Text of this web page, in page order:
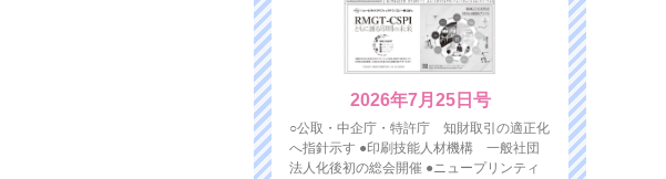
2026年7月25日号
○公取・中企庁・特許庁 知財取引の適正化
へ指針示す ●印刷技能人材機構 一般社団
法人化後初の総会開催 ●ニュープリンティ